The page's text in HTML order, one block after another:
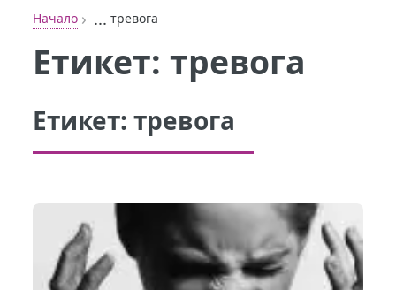
Начало › ... тревога
Етикет:тревога
Етикет:тревога